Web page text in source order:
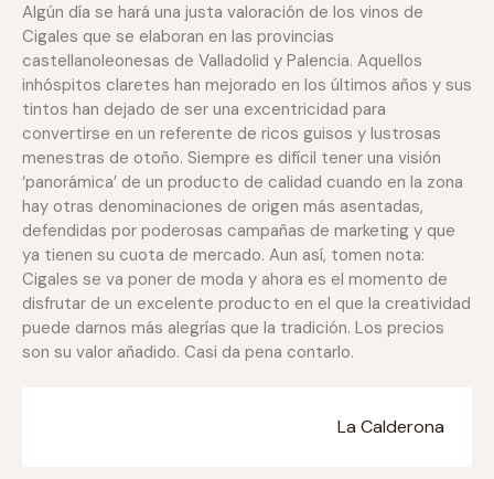
Algún día se hará una justa valoración de los vinos de
Cigales que se elaboran en las provincias
castellanoleonesas de Valladolid y Palencia. Aquellos
inhóspitos claretes han mejorado en los últimos años y sus
tintos han dejado de ser una excentricidad para
convertirse en un referente de ricos guisos y lustrosas
menestras de otoño. Siempre es difícil tener una visión
‘panorámica’ de un producto de calidad cuando en la zona
hay otras denominaciones de origen más asentadas,
defendidas por poderosas campañas de marketing y que
ya tienen su cuota de mercado. Aun así, tomen nota:
Cigales se va poner de moda y ahora es el momento de
disfrutar de un excelente producto en el que la creatividad
puede darnos más alegrías que la tradición. Los precios
son su valor añadido. Casi da pena contarlo.
La Calderona